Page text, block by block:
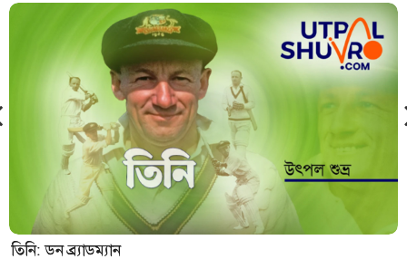
তিনি: ডন ব্র্যাডম্যান